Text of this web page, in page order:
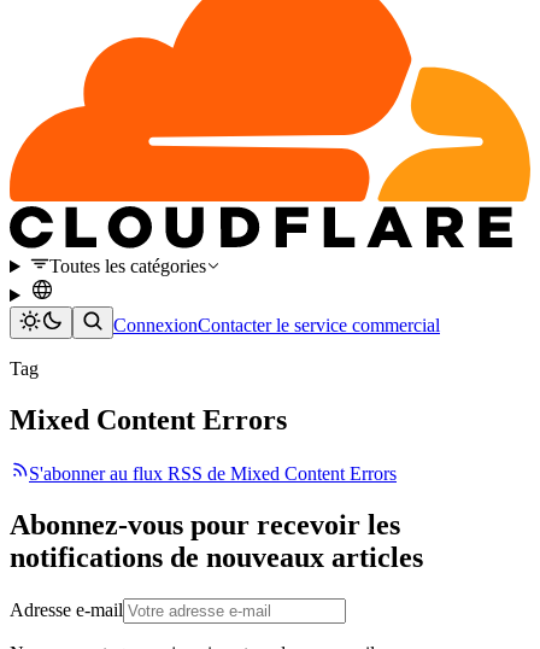
Toutes les catégories
ConnexionContacter le service commercial
Tag
Mixed Content Errors
S'abonner au flux RSS de Mixed Content Errors
Abonnez-vous pour recevoir les
notifications de nouveaux articles
Adresse e-mail